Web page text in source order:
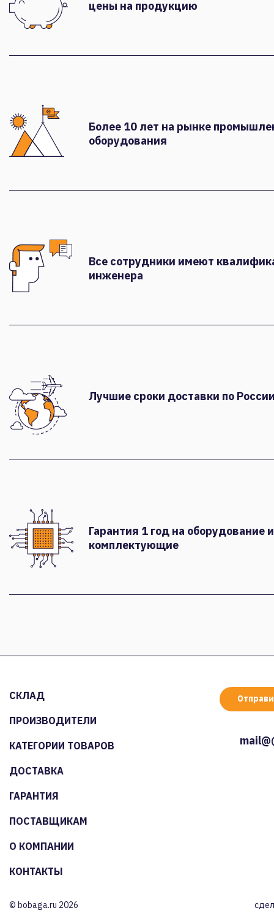
цены на продукцию
Более 10 лет на рынке
оборудования
Все сотрудники имеют
инженера
Лучшие сроки доставки по
Гарантия 1 год на оборудование и
комплектующие
СКЛАД
ПРОИЗВОДИТЕЛИ
КАТЕГОРИИ ТОВАРОВ
ДОСТАВКА
ГАРАНТИЯ
ПОСТАВЩИКАМ
О КОМПАНИИ
КОНТАКТЫ
© bobaga.ru 2026